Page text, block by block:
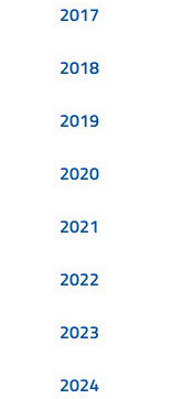
2017
2018
2019
2020
2021
2022
2023
2024